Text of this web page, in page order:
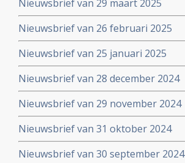
Nieuwsbrief van 29 maart 2025
Nieuwsbrief van 26 februari 2025
Nieuwsbrief van 25 januari 2025
Nieuwsbrief van 28 december 2024
Nieuwsbrief van 29 november 2024
Nieuwsbrief van 31 oktober 2024
Nieuwsbrief van 30 september 2024